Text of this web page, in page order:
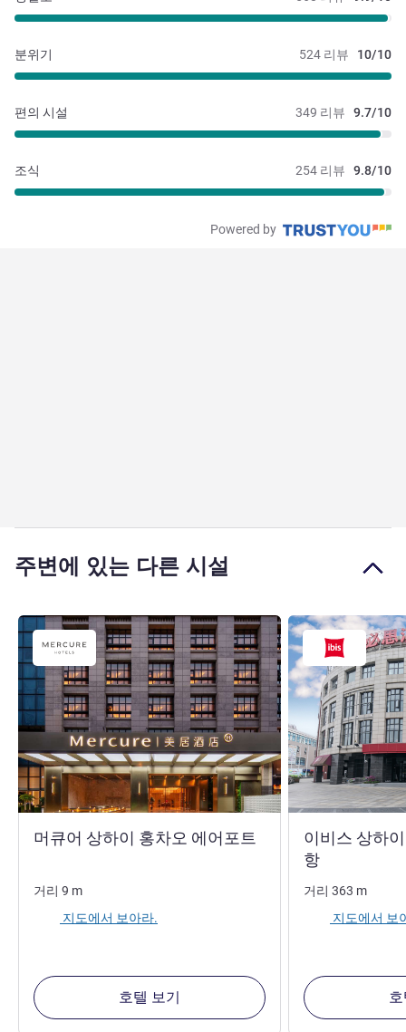
524 리뷰 10/10
분위기
349 리뷰 9.7/10
편의 시설
254 리뷰 9.8/10
조식
Powered by
주변에 있는 다른 시설
머큐어 상하이 홍차오 에어포트
거리 9 m
지도에서 보아라.
호텔 보기
이비스 상하
항
거리 363 m
지도에서 보